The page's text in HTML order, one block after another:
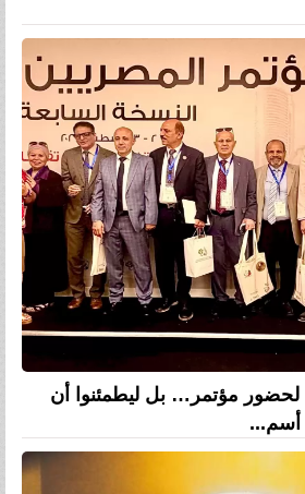
لحضور مؤتمر… بل ليطمئنوا أن
أسم...